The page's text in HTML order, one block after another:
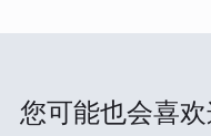
您可能也会喜欢